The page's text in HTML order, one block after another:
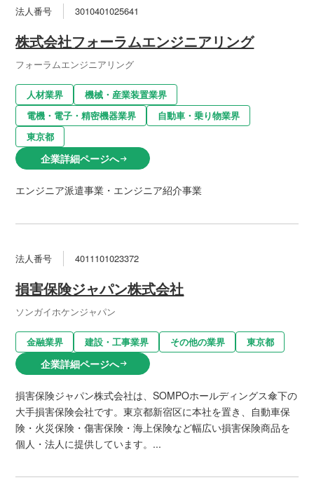
法人番号 3010401025641
株式会社フォーラムエンジニアリング
フォーラムエンジニアリング
人材業界
機械・産業装置業界
電機・電子・精密機器業界
自動車・乗り物業界
東京都
企業詳細ページへarrow_right_alt
エンジニア派遣事業・エンジニア紹介事業
法人番号 4011101023372
損害保険ジャパン株式会社
ソンガイホケンジャパン
金融業界 建設・工事業界 その他の業界 東京都
企業詳細ページへarrow_right_alt
損害保険ジャパン株式会社は、SOMPOホールディングス傘下の
大手損害保険会社です。東京都新宿区に本社を置き、自動車保
険・火災保険・傷害保険・海上保険など幅広い損害保険商品を
個人・法人に提供しています。...